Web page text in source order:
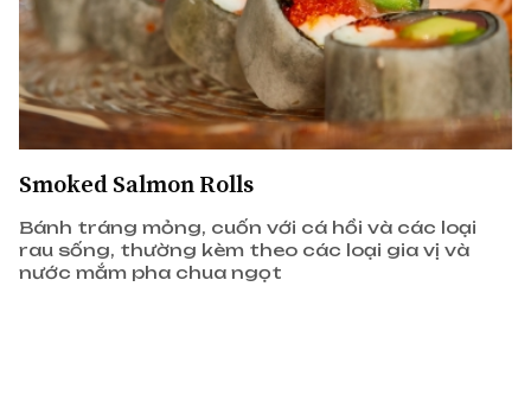
cá hồi và các loại
các loại gia vị và